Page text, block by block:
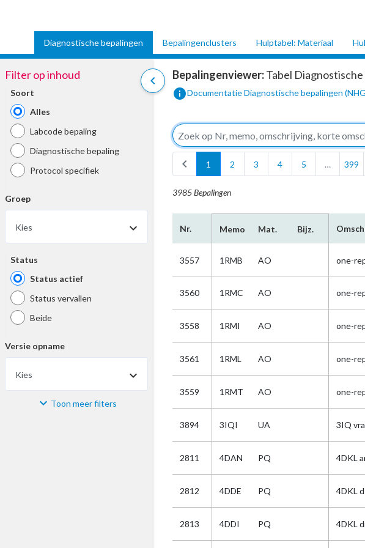
Diagnostische bepalingen Bepalingenclusters Hulptabel: Materiaal
chevron_left
Filter op inhoud
Soort
Alles
Labcode bepaling
Diagnostische bepaling
Protocol specifiek
Groep
Kies
Status
Status actief
Status vervallen
Beide
Versie opname
Kies
Materiaal Toon meer filters
Bepalingenviewer:Tabel
infoDocumentatie Diagnostische bepalingen
chevron_left
1 2 3 4 5 … 399
3985 Bepalingen
Nr. Memo arrow_drop_downMat. Bijz.
3557 1RMB AO one-
3560 1RMC AO one-
3558 1RMI AO one-
3561 1RML AO one-
3559 1RMT AO one-
3894 3IQI UA 3IQ
2811 4DAN PQ 4DKL
2812 4DDE PQ 4DKL
2813 4DDI PQ 4DKL